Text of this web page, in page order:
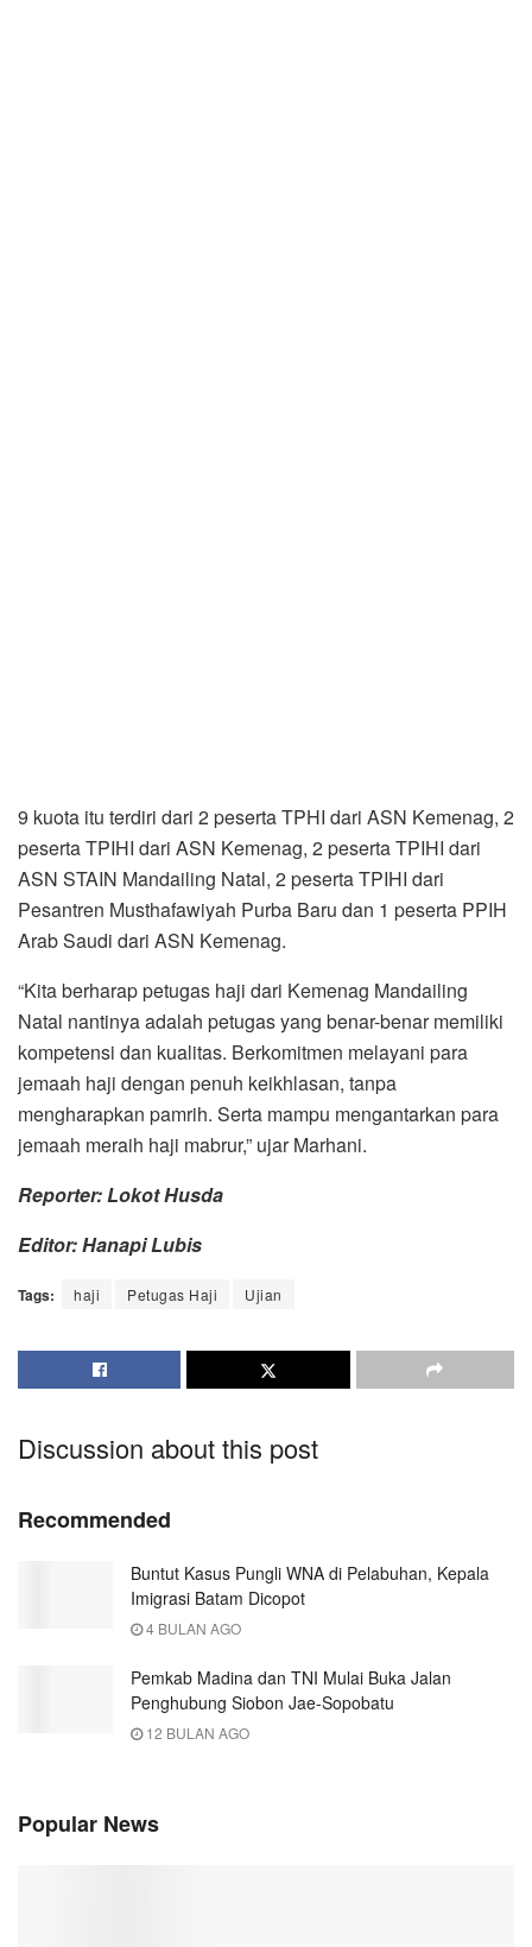
9 kuota itu terdiri dari 2 peserta TPHI dari ASN Kemenag, 2
peserta TPIHI dari ASN Kemenag, 2 peserta TPIHI dari
ASN STAIN Mandailing Natal, 2 peserta TPIHI dari
Pesantren Musthafawiyah Purba Baru dan 1 peserta PPIH
Arab Saudi dari ASN Kemenag.
“Kita berharap petugas haji dari Kemenag Mandailing
Natal nantinya adalah petugas yang benar-benar memiliki
kompetensi dan kualitas. Berkomitmen melayani para
jemaah haji dengan penuh keikhlasan, tanpa
mengharapkan pamrih. Serta mampu mengantarkan para
jemaah meraih haji mabrur,” ujar Marhani.
Reporter: Lokot Husda
Editor: Hanapi Lubis
Tags: haji Petugas Haji Ujian
Discussion about this post
Recommended
Buntut Kasus Pungli WNA di Pelabuhan, Kepala
Imigrasi Batam Dicopot
4 BULAN AGO
Pemkab Madina dan TNI Mulai Buka Jalan
Penghubung Siobon Jae-Sopobatu
12 BULAN AGO
Popular News